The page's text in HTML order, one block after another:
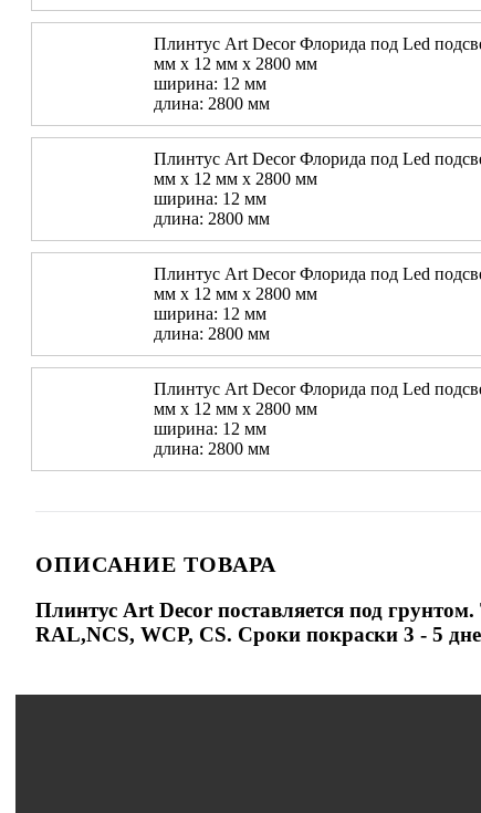
Плинтус Art Decor Флорида под Led
мм х 12 мм х 2800 мм
ширина: 12 мм
длина: 2800 мм
Плинтус Art Decor Флорида под Led
мм х 12 мм х 2800 мм
ширина: 12 мм
длина: 2800 мм
Плинтус Art Decor Флорида под Led
мм х 12 мм х 2800 мм
ширина: 12 мм
длина: 2800 мм
Плинтус Art Decor Флорида под Led
мм х 12 мм х 2800 мм
ширина: 12 мм
длина: 2800 мм
ОПИСАНИЕ ТОВАРА
Плинтус Art Decor поставляется под
RAL,NCS, WCP, CS. Сроки покраски 3 - 5